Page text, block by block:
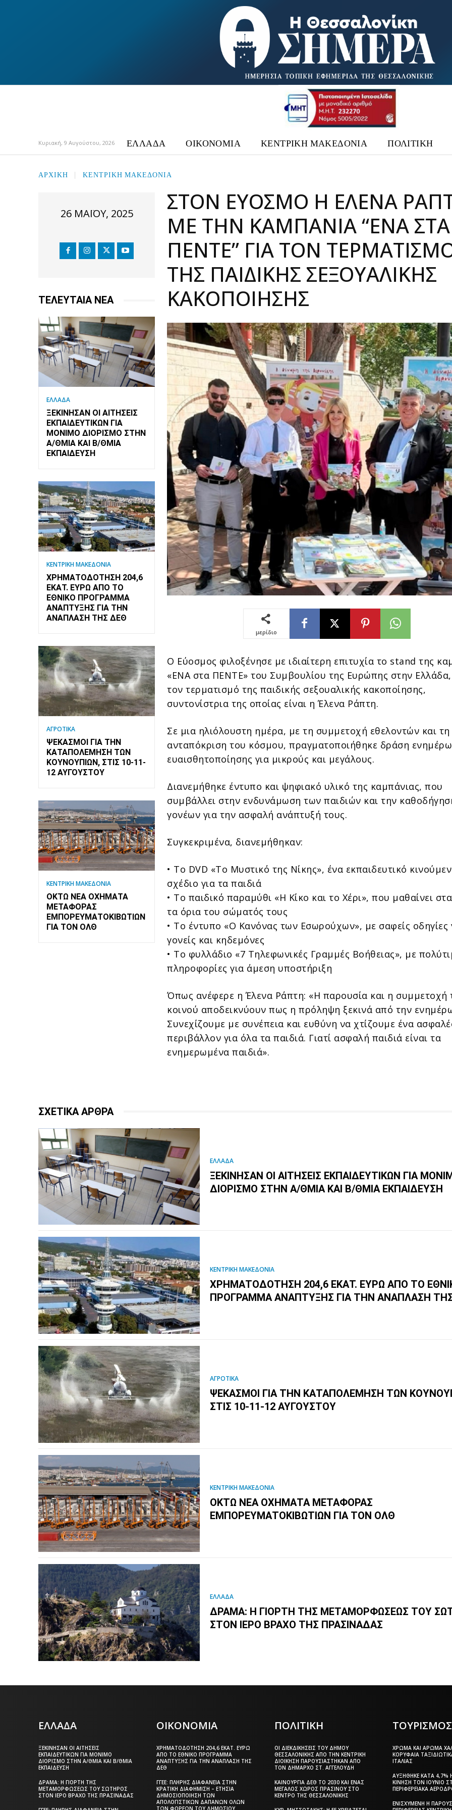
Κυριακή, 9 Αυγούστου, 2026 ΕΛΛΑΔΑ ΟΙΚΟΝΟΜΙΑ ΚΕΝΤΡΙΚΗ ΜΑΚΕΔΟΝΙΑ ΠΟΛΙΤΙΚΗ
ΑΡΧΙΚΉ ΚΕΝΤΡΙΚΗ ΜΑΚΕΔΟΝΙΑ
26 ΜΑΪ́ΟΥ, 2025
ΤΕΛΕΥΤΑΙΑ ΝΕΑ
ΕΛΛΑΔΑ
ΞΕΚΊΝΗΣΑΝ ΟΙ ΑΙΤΉΣΕΙΣ
ΕΚΠΑΙΔΕΥΤΙΚΏΝ ΓΙΑ
ΜΌΝΙΜΟ ΔΙΟΡΙΣΜΌ ΣΤΗΝ
Α/ΘΜΙΑ ΚΑΙ Β/ΘΜΙΑ
ΕΚΠΑΊΔΕΥΣΗ
ΚΕΝΤΡΙΚΗ ΜΑΚΕΔΟΝΙΑ
ΧΡΗΜΑΤΟΔΌΤΗΣΗ 204,6
ΕΚΑΤ. ΕΥΡΏ ΑΠΌ ΤΟ
ΕΘΝΙΚΌ ΠΡΌΓΡΑΜΜΑ
ΑΝΆΠΤΥΞΗΣ ΓΙΑ ΤΗΝ
ΑΝΆΠΛΑΣΗ ΤΗΣ ΔΕΘ
ΑΓΡΟΤΙΚΑ
ΨΕΚΑΣΜΟΊ ΓΙΑ ΤΗΝ
ΚΑΤΑΠΟΛΈΜΗΣΗ ΤΩΝ
ΚΟΥΝΟΥΠΙΏΝ, ΣΤΙΣ 10-11-
12 ΑΥΓΟΎΣΤΟΥ
ΚΕΝΤΡΙΚΗ ΜΑΚΕΔΟΝΙΑ
ΟΚΤΏ ΝΈΑ ΟΧΉΜΑΤΑ
ΜΕΤΑΦΟΡΆΣ
ΕΜΠΟΡΕΥΜΑΤΟΚΙΒΩΤΊΩΝ
ΓΙΑ ΤΟΝ ΟΛΘ
ΣΤΟΝ ΕΎΟΣΜΟ Η ΈΛΕΝΑ
ΜΕ ΤΗΝ ΚΑΜΠΆΝΙΑ “ΈΝΑ ΣΤΑ
ΠΈΝΤΕ” ΓΙΑ ΤΟΝ
ΤΗΣ ΠΑΙΔΙΚΉΣ ΣΕΞΟΥΑΛΙΚΉΣ
ΚΑΚΟΠΟΊΗΣΗΣ
μερίδιο
Ο Εύοσμος φιλοξένησε με ιδιαίτερη επιτυχία το stand της
«ΕΝΑ στα ΠΕΝΤΕ» του Συμβουλίου της Ευρώπης στην Ελλάδα,
τον τερματισμό της παιδικής σεξουαλικής κακοποίησης,
συντονίστρια της οποίας είναι η Έλενα Ράπτη.
Σε μια ηλιόλουστη ημέρα, με τη συμμετοχή εθελοντών και τη
ανταπόκριση του κόσμου, πραγματοποιήθηκε δράση
ευαισθητοποίησης για μικρούς και μεγάλους.
Διανεμήθηκε έντυπο και ψηφιακό υλικό της καμπάνιας, που
συμβάλλει στην ενδυνάμωση των παιδιών και την
γονέων για την ασφαλή ανάπτυξή τους.
Συγκεκριμένα, διανεμήθηκαν:
• Το DVD «Το Μυστικό της Νίκης», ένα εκπαιδευτικό
σχέδιο για τα παιδιά
• Το παιδικό παραμύθι «Η Κίκο και το Χέρι», που μαθαίνει
τα όρια του σώματός τους
• Το έντυπο «Ο Κανόνας των Εσωρούχων», με σαφείς οδηγίες
γονείς και κηδεμόνες
• Το φυλλάδιο «7 Τηλεφωνικές Γραμμές Βοήθειας», με
πληροφορίες για άμεση υποστήριξη
Όπως ανέφερε η Έλενα Ράπτη: «Η παρουσία και η συμμετοχή
κοινού αποδεικνύουν πως η πρόληψη ξεκινά από την
Συνεχίζουμε με συνέπεια και ευθύνη να χτίζουμε ένα
περιβάλλον για όλα τα παιδιά. Γιατί ασφαλή παιδιά είναι τα
ενημερωμένα παιδιά».
ΣΧΕΤΙΚΑ ΑΡΘΡΑ
ΕΛΛΑΔΑ
ΞΕΚΊΝΗΣΑΝ ΟΙ ΑΙΤΉΣΕΙΣ ΕΚΠΑΙΔΕΥΤΙΚΏΝ ΓΙΑ
ΔΙΟΡΙΣΜΌ ΣΤΗΝ Α/ΘΜΙΑ ΚΑΙ Β/ΘΜΙΑ ΕΚΠΑΊΔΕΥΣΗ
ΚΕΝΤΡΙΚΗ ΜΑΚΕΔΟΝΙΑ
ΧΡΗΜΑΤΟΔΌΤΗΣΗ 204,6 ΕΚΑΤ. ΕΥΡΏ ΑΠΌ ΤΟ
ΠΡΌΓΡΑΜΜΑ ΑΝΆΠΤΥΞΗΣ ΓΙΑ ΤΗΝ ΑΝΆΠΛΑΣΗ
ΑΓΡΟΤΙΚΑ
ΨΕΚΑΣΜΟΊ ΓΙΑ ΤΗΝ ΚΑΤΑΠΟΛΈΜΗΣΗ ΤΩΝ
ΣΤΙΣ 10-11-12 ΑΥΓΟΎΣΤΟΥ
ΚΕΝΤΡΙΚΗ ΜΑΚΕΔΟΝΙΑ
ΟΚΤΏ ΝΈΑ ΟΧΉΜΑΤΑ ΜΕΤΑΦΟΡΆΣ
ΕΜΠΟΡΕΥΜΑΤΟΚΙΒΩΤΊΩΝ ΓΙΑ ΤΟΝ ΟΛΘ
ΕΛΛΑΔΑ
ΔΡΆΜΑ: Η ΓΙΟΡΤΉ ΤΗΣ ΜΕΤΑΜΟΡΦΏΣΕΩΣ ΤΟΥ
ΣΤΟΝ ΙΕΡΌ ΒΡΆΧΟ ΤΗΣ ΠΡΑΣΙΝΆΔΑΣ
ΕΛΛΑΔΑ
ΞΕΚΊΝΗΣΑΝ ΟΙ ΑΙΤΉΣΕΙΣ
ΕΚΠΑΙΔΕΥΤΙΚΏΝ ΓΙΑ ΜΌΝΙΜΟ
ΔΙΟΡΙΣΜΌ ΣΤΗΝ Α/ΘΜΙΑ ΚΑΙ Β/ΘΜΙΑ
ΕΚΠΑΊΔΕΥΣΗ
ΔΡΆΜΑ: Η ΓΙΟΡΤΉ ΤΗΣ
ΜΕΤΑΜΟΡΦΏΣΕΩΣ ΤΟΥ ΣΩΤΉΡΟΣ
ΣΤΟΝ ΙΕΡΌ ΒΡΆΧΟ ΤΗΣ ΠΡΑΣΙΝΆΔΑΣ
ΟΙΚΟΝΟΜΙΑ
ΧΡΗΜΑΤΟΔΌΤΗΣΗ 204,6 ΕΚΑΤ. ΕΥΡΏ
ΑΠΌ ΤΟ ΕΘΝΙΚΌ ΠΡΌΓΡΑΜΜΑ
ΑΝΆΠΤΥΞΗΣ ΓΙΑ ΤΗΝ ΑΝΆΠΛΑΣΗ ΤΗΣ
ΔΕΘ
ΓΓΕΕ: ΠΛΉΡΗΣ ΔΙΑΦΆΝΕΙΑ ΣΤΗΝ
ΚΡΑΤΙΚΉ ΔΙΑΦΉΜΙΣΗ – EΤΉΣΙΑ
ΔΗΜΟΣΙΟΠΟΊΗΣΗ ΤΩΝ
ΑΠΟΛΟΓΙΣΤΙΚΏΝ ΔΑΠΑΝΏΝ ΌΛΩΝ
ΤΩΝ ΦΟΡΈΩΝ ΤΟΥ ΔΗΜΟΣΊΟΥ
ΠΟΛΙΤΙΚΗ
ΟΙ ΔΙΕΚΔΙΚΉΣΕΙΣ ΤΟΥ ΔΉΜΟΥ
ΘΕΣΣΑΛΟΝΊΚΗΣ ΑΠΌ ΤΗΝ ΚΕΝΤΡΙΚΉ
ΔΙΟΊΚΗΣΗ ΠΑΡΟΥΣΙΆΣΤΗΚΑΝ ΑΠΌ
ΤΟΝ ΔΉΜΑΡΧΟ ΣΤ. ΑΓΓΕΛΟΎΔΗ
ΚΑΙΝΟΎΡΓΙΑ ΔΕΘ ΤΟ 2030 ΚΑΙ ΈΝΑΣ
ΜΕΓΆΛΟΣ ΧΏΡΟΣ ΠΡΑΣΊΝΟΥ ΣΤΟ
ΚΈΝΤΡΟ ΤΗΣ ΘΕΣΣΑΛΟΝΊΚΗΣ
ΤΟΥΡΙΣΜΟΣ
ΧΡΏΜΑ ΚΑΙ ΆΡΩΜΑ
ΚΟΡΥΦΑΊΑ
ΙΤΑΛΊΑΣ
ΑΥΞΉΘΗΚΕ ΚΑΤΆ 4,7%
ΚΊΝΗΣΗ ΤΟΝ ΙΟΎΝΙΟ
ΠΕΡΙΦΕΡΕΙΑΚΆ
ΕΝΙΣΧΥΜΈΝΗ Η